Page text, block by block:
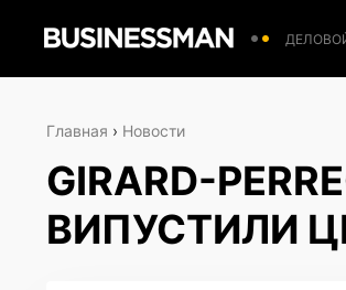
Главная › Новости
GIRARD-
ВИПУСТИЛИ